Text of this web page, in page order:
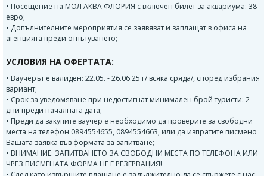
• Посещение на МОЛ АКВА ФЛОРИЯ с включен билет за аквариума: 38
евро;
• Допълнителните мероприятия се заявяват и заплащат в офиса на
агенцията преди отпътуването;
УСЛОВИЯ НА ОФЕРТАТА:
• Ваучерът е валиден: 22.05. - 26.06.25 г/ всяка сряда/, според избрания
вариант;
• Срок за уведомяване при недостигнат минимален брой туристи: 2
дни преди началната дата;
• Преди да закупите ваучер е необходимо да проверите за свободни
места на телефон 0894554655, 0894554663, или да изпратите писмено
Вашата заявка във формата за запитване;
• ВНИМАНИЕ: ЗАПИТВАНЕТО ЗА СВОБОДНИ МЕСТА ПО ТЕЛЕФОНА ИЛИ
ЧРЕЗ ПИСМЕНАТА ФОРМА НЕ Е РЕЗЕРВАЦИЯ!